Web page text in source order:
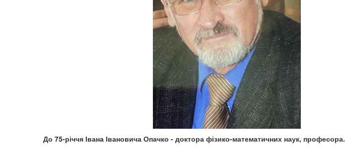
До 75-річчя Івана Івановича Опачко - доктора фізико-математичних наук, професора.